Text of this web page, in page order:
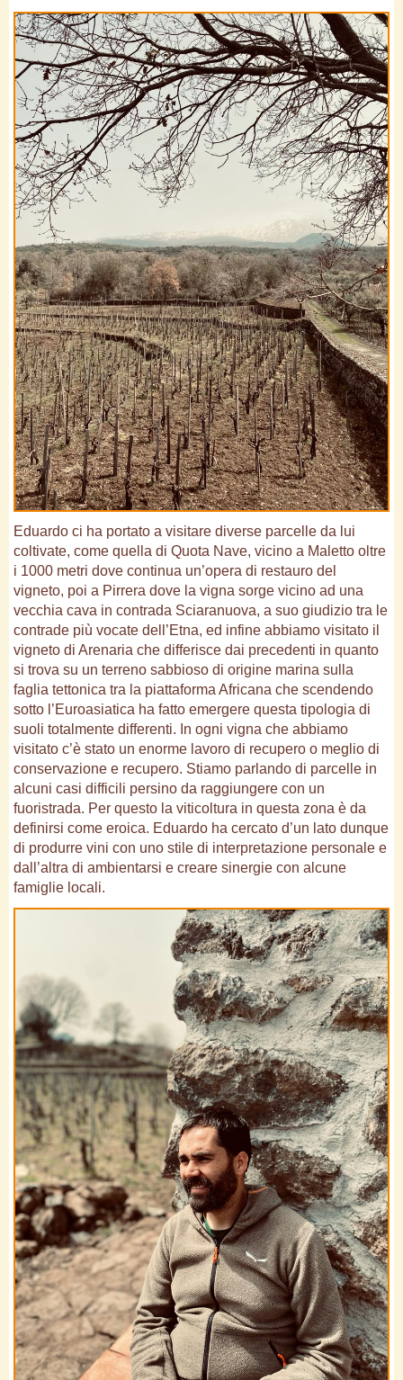
Eduardo ci ha portato a visitare diverse parcelle da lui
coltivate, come quella di Quota Nave, vicino a Maletto oltre
i 1000 metri dove continua un’opera di restauro del
vigneto, poi a Pirrera dove la vigna sorge vicino ad una
vecchia cava in contrada Sciaranuova, a suo giudizio tra le
contrade più vocate dell’Etna, ed infine abbiamo visitato il
vigneto di Arenaria che differisce dai precedenti in quanto
si trova su un terreno sabbioso di origine marina sulla
faglia tettonica tra la piattaforma Africana che scendendo
sotto l’Euroasiatica ha fatto emergere questa tipologia di
suoli totalmente differenti. In ogni vigna che abbiamo
visitato c’è stato un enorme lavoro di recupero o meglio di
conservazione e recupero. Stiamo parlando di parcelle in
alcuni casi difficili persino da raggiungere con un
fuoristrada. Per questo la viticoltura in questa zona è da
definirsi come eroica. Eduardo ha cercato d’un lato dunque
di produrre vini con uno stile di interpretazione personale e
dall’altra di ambientarsi e creare sinergie con alcune
famiglie locali.